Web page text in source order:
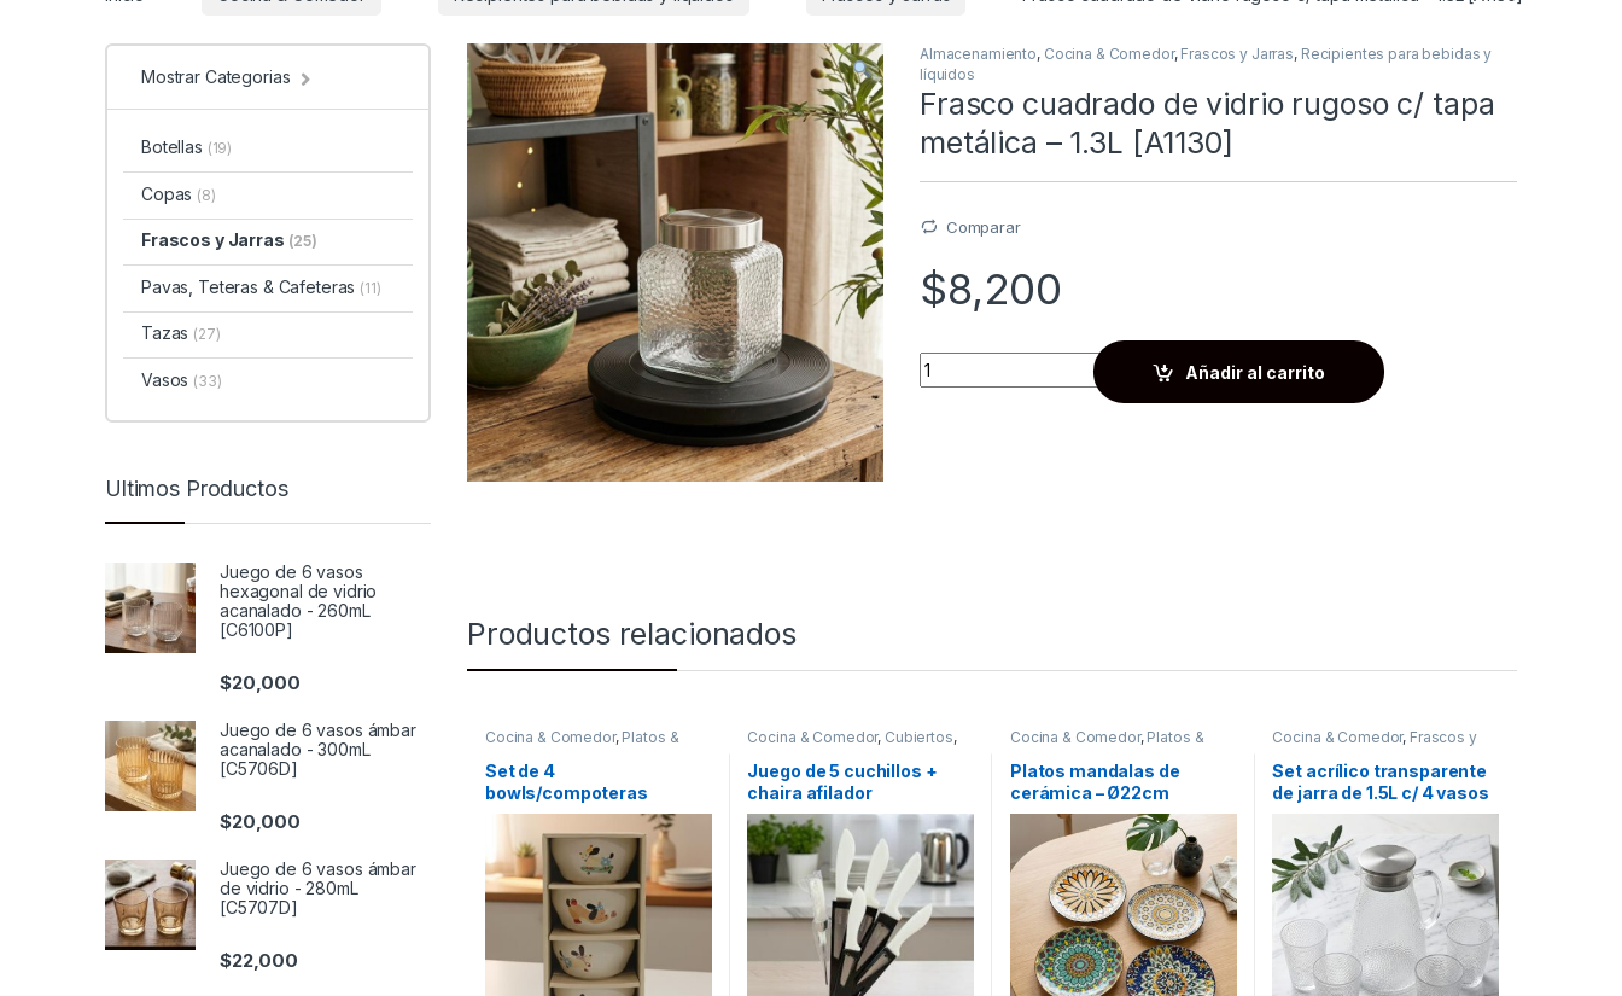
Almacenamiento, Cocina & Comedor, Frascos y Jarras, Recipientes para bebidas y
líquidos
Frasco cuadrado de vidrio rugoso c/ tapa
metálica – 1.3L [A1130]
Comparar
$8,200
Quantity
Añadir al carrito
Productos relacionados
Cocina & Comedor, Platos &
Set de 4
bowls/compoteras
Cocina & Comedor, Cubiertos,
Juego de 5 cuchillos +
chaira afilador
Cocina & Comedor, Platos &
Platos mandalas de
cerámica – Ø22cm
[101156]
Cocina & Comedor, Frascos y
bebidas y líquidos,Vasos
Set acrílico transparente
de jarra de 1.5L c/ 4 vasos
Mostrar Categorias
Botellas (19)
Copas (8)
Frascos y Jarras (25)
Pavas, Teteras & Cafeteras (11)
Tazas (27)
Vasos (33)
Ultimos Productos
Juego de 6 vasos
hexagonal de vidrio
acanalado - 260mL
[C6100P]
$20,000
Juego de 6 vasos ámbar
acanalado - 300mL
[C5706D]
$20,000
Juego de 6 vasos ámbar
de vidrio - 280mL
[C5707D]
$22,000